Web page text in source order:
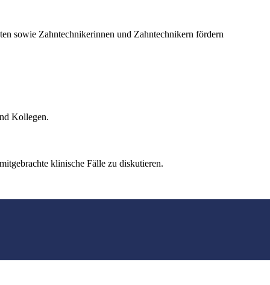
sowie Zahntechnikerinnen und Zahntechnikern fördern
Kollegen.
klinische Fälle zu diskutieren.